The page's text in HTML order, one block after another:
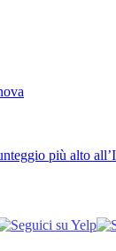
più alto